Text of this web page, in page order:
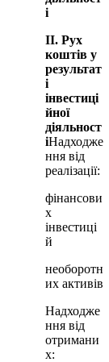
і
ІІ. Рух
коштів у
результат
і
інвестиці
йної
діяльност
іНадходже
ння від
реалізації:
фінансови
х
інвестиці
й
необоротн
их активів
Надходже
ння від
отримани
х: